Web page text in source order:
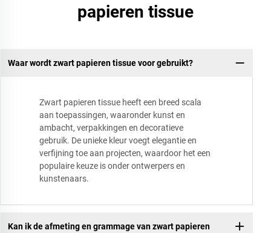
papieren tissue
Waar wordt zwart papieren tissue voor gebruikt?
Zwart papieren tissue heeft een breed scala
aan toepassingen, waaronder kunst en
ambacht, verpakkingen en decoratieve
gebruik. De unieke kleur voegt elegantie en
verfijning toe aan projecten, waardoor het een
populaire keuze is onder ontwerpers en
kunstenaars.
Kan ik de afmeting en grammage van zwart papieren